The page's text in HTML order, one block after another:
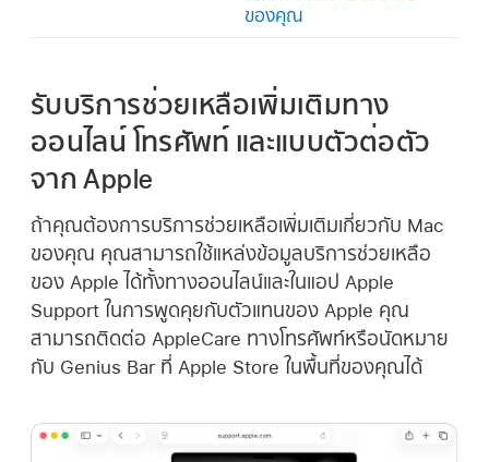
ของคุณ
รับบริการช่วยเหลือเพิ่มเติมทาง
ออนไลน์ โทรศัพท์ และแบบตัวต่อตัว
จาก Apple
ถ้าคุณต้องการบริการช่วยเหลือเพิ่มเติมเกี่ยวกับ Mac
ของคุณ คุณสามารถใช้แหล่งข้อมูลบริการช่วยเหลือ
ของ Apple ได้ทั้งทางออนไลน์และในแอป Apple
Support ในการพูดคุยกับตัวแทนของ Apple คุณ
สามารถติดต่อ AppleCare ทางโทรศัพท์หรือนัดหมาย
กับ Genius Bar ที่ Apple Store ในพื้นที่ของคุณได้